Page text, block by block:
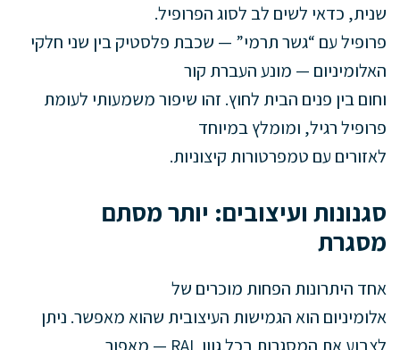
שנית, כדאי לשים לב לסוג הפרופיל.
פרופיל עם “גשר תרמי” — שכבת פלסטיק בין שני חלקי
האלומיניום — מונע העברת קור
וחום בין פנים הבית לחוץ. זהו שיפור משמעותי לעומת
פרופיל רגיל, ומומלץ במיוחד
לאזורים עם טמפרטורות קיצוניות.
סגנונות ועיצובים: יותר מסתם
מסגרת
אחד היתרונות הפחות מוכרים של
אלומיניום הוא הגמישות העיצובית שהוא מאפשר. ניתן
לצבוע את המסגרות בכל גוון RAL — מאפור